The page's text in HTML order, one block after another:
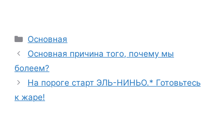
Рубрики
Основная
Основная причина того, почему мы
болеем?
На пороге старт ЭЛЬ-НИНЬО.* Готовьтесь
к жаре!